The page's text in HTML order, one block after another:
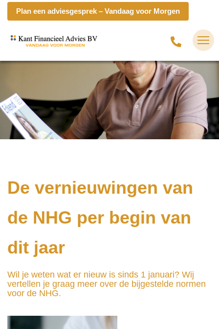
Plan een adviesgesprek – Vandaag voor Morgen
De vernieuwingen van
de NHG per begin van
dit jaar
Wil je weten wat er nieuw is sinds 1 januari? Wij
vertellen je graag meer over de bijgestelde normen
voor de NHG.